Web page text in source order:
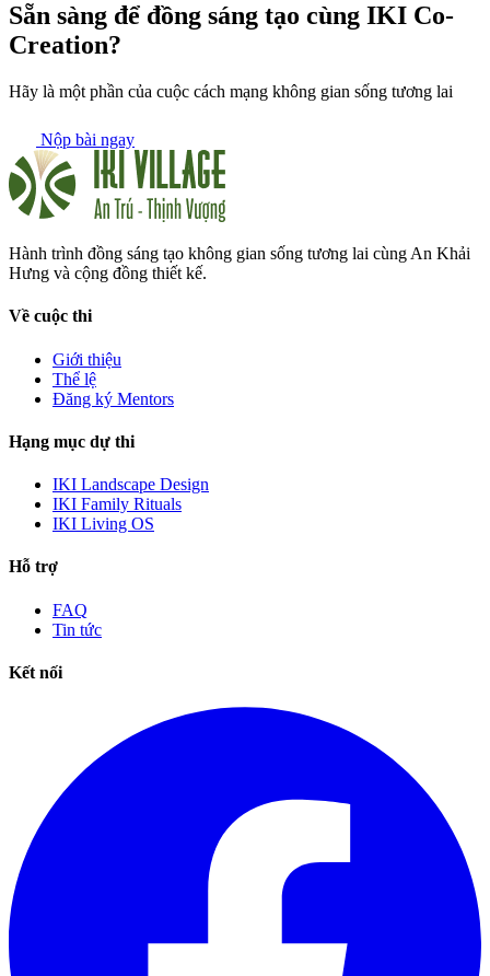
Sẵn sàng để đồng sáng tạo cùng IKI Co-
Creation?
Hãy là một phần của cuộc cách mạng không gian sống tương lai
Nộp bài ngay
Hành trình đồng sáng tạo không gian sống tương lai cùng An Khải
Hưng và cộng đồng thiết kế.
Về cuộc thi
Giới thiệu
Thể lệ
Đăng ký Mentors
Hạng mục dự thi
IKI Landscape Design
IKI Family Rituals
IKI Living OS
Hỗ trợ
FAQ
Tin tức
Kết nối